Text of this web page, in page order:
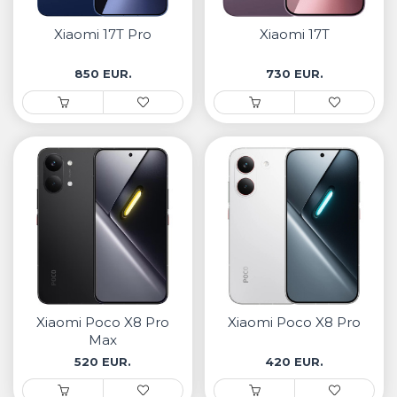
Xiaomi 17T Pro
850 EUR.
Xiaomi 17T
730 EUR.
Xiaomi Poco X8 Pro
Max
520 EUR.
Xiaomi Poco X8 Pro
420 EUR.
• Xiaomi
РЕМЕНИ ЗА ЧАСОВНИК
• Apple watch
• Galaxy watch
• Xiaomi
• Останато
PLAYSTATION
AIRTAG
ПРОЕКТОРИ